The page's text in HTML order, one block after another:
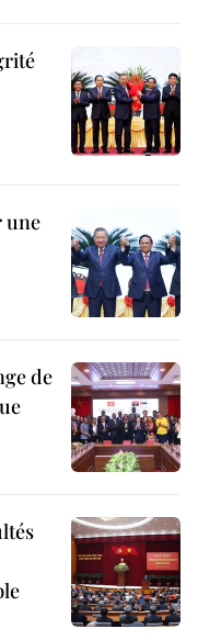
une
de